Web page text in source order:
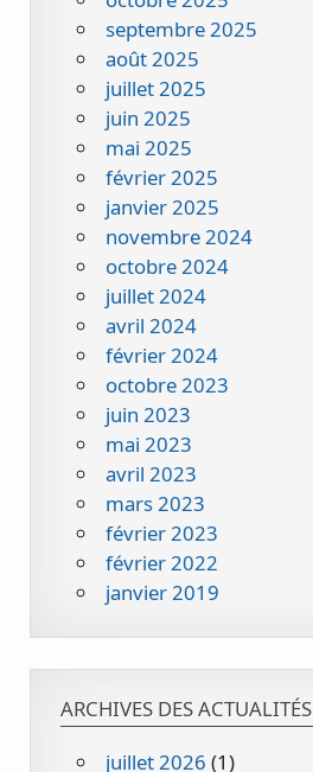
septembre 2025
août 2025
juillet 2025
juin 2025
mai 2025
février 2025
janvier 2025
novembre 2024
octobre 2024
juillet 2024
avril 2024
février 2024
octobre 2023
juin 2023
mai 2023
avril 2023
mars 2023
février 2023
février 2022
janvier 2019
ARCHIVES DES ACTUALITÉS
juillet 2026 (1)